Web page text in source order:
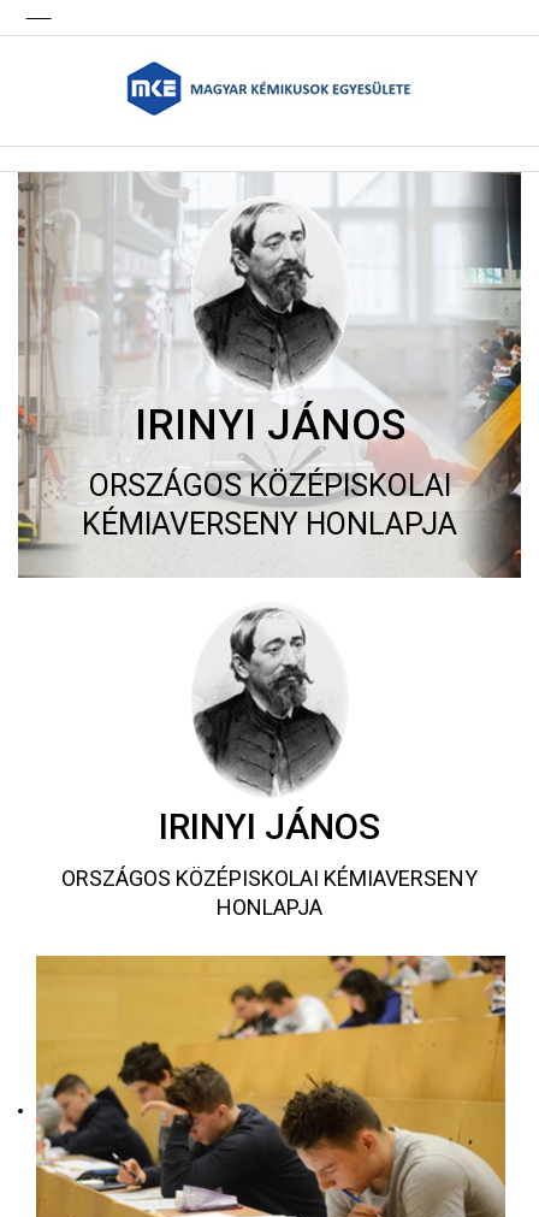
IRINYI JÁNOS
ORSZÁGOS KÖZÉPISKOLAI
KÉMIAVERSENY HONLAPJA
IRINYI JÁNOS
ORSZÁGOS KÖZÉPISKOLAI KÉMIAVERSENY
HONLAPJA